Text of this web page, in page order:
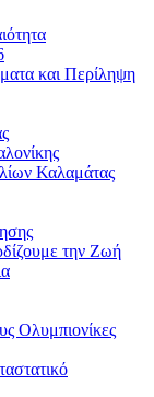
και Περίληψη
Καλαμάτας
την Ζωή
Ολυμπιονίκες